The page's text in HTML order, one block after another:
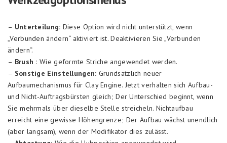
– Unterteilung: Diese Option wird nicht unterstützt, wenn
„Verbunden ändern“ aktiviert ist. Deaktivieren Sie „Verbunden
ändern“.
– Brush : Wie geformte Striche angewendet werden.
– Sonstige Einstellungen: Grundsätzlich neuer
Aufbaumechanismus für Clay Engine. Jetzt verhalten sich Aufbau-
und Nicht-Auftragsbürsten gleich; Der Unterschied beginnt, wenn
Sie mehrmals über dieselbe Stelle streicheln. Nichtaufbau
erreicht eine gewisse Höhengrenze; Der Aufbau wächst unendlich
(aber langsam), wenn der Modifikator dies zulässt.